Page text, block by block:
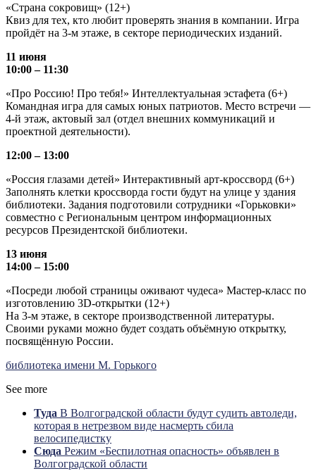
«Страна сокровищ» (12+)
Квиз для тех, кто любит проверять знания в компании. Игра
пройдёт на 3-м этаже, в секторе периодических изданий.
11 июня
10:00 – 11:30
«Про Россию! Про тебя!» Интеллектуальная эстафета (6+)
Командная игра для самых юных патриотов. Место встречи —
4-й этаж, актовый зал (отдел внешних коммуникаций и
проектной деятельности).
12:00 – 13:00
«Россия глазами детей» Интерактивный арт-кроссворд (6+)
Заполнять клетки кроссворда гости будут на улице у здания
библиотеки. Задания подготовили сотрудники «Горьковки»
совместно с Региональным центром информационных
ресурсов Президентской библиотеки.
13 июня
14:00 – 15:00
«Посреди любой страницы оживают чудеса» Мастер-класс по
изготовлению 3D‑открытки (12+)
На 3-м этаже, в секторе производственной литературы.
Своими руками можно будет создать объёмную открытку,
посвящённую России.
библиотека имени М. Горького
See more
Туда В Волгоградской области будут судить автоледи,
которая в нетрезвом виде насмерть сбила
велосипедистку
Сюда Режим «Беспилотная опасность» объявлен в
Волгоградской области